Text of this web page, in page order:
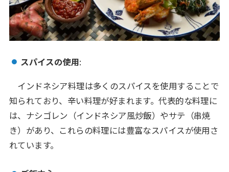
スパイスの使用:
インドネシア料理は多くのスパイスを使用することで
知られており、辛い料理が好まれます。代表的な料理に
は、ナシゴレン（インドネシア風炒飯）やサテ（串焼
き）があり、これらの料理には豊富なスパイスが使用さ
れています。